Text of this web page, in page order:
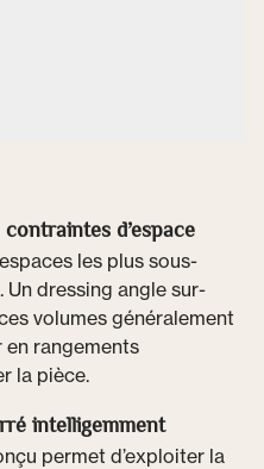
d’espace
les plus sous-
dressing angle sur-
volumes généralement
rangements
la pièce.
intelligemment
permet d’exploiter la